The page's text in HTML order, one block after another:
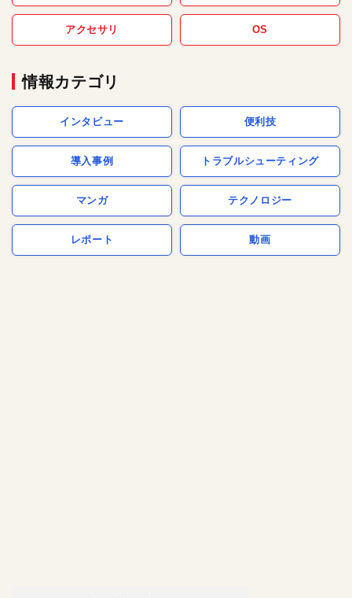
アクセサリ OS
情報カテゴリ
インタビュー 便利技
導入事例 トラブルシューティング
マンガ テクノロジー
レポート 動画